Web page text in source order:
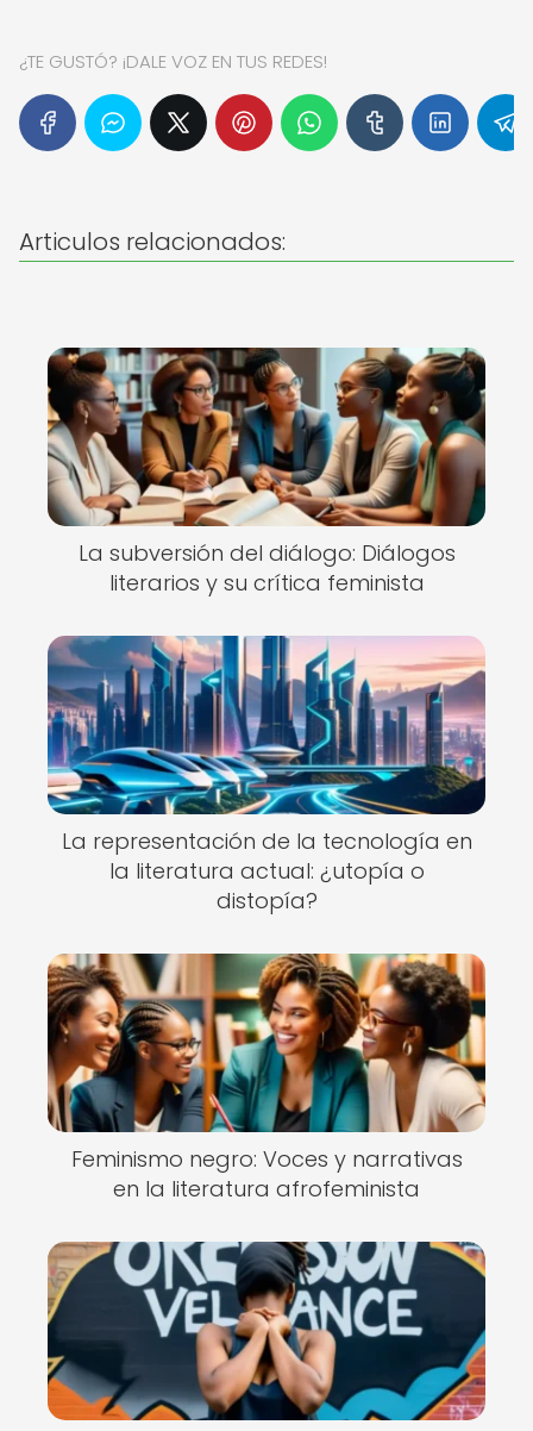
¿TE GUSTÓ? ¡DALE VOZ EN TUS REDES!
Articulos relacionados:
La subversión del diálogo: Diálogos
literarios y su crítica feminista
La representación de la tecnología en
la literatura actual: ¿utopía o
distopía?
Feminismo negro: Voces y narrativas
en la literatura afrofeminista